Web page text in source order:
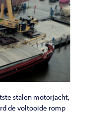
stalen motorjacht,
de voltooide romp